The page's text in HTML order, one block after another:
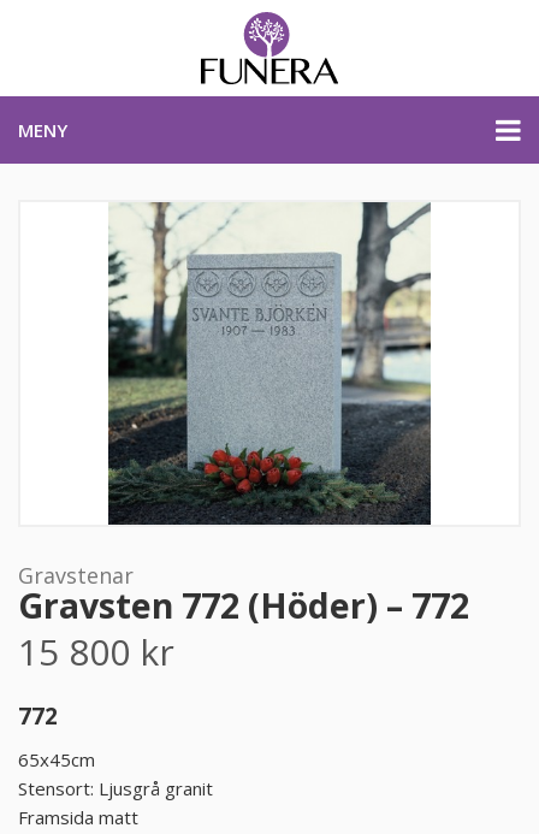
MENY
PRISER & PRODUKTER
PLANERA BEGRAVNING
KONTAKTA OSS
STARTSIDA
PLANERA BEGRAVNING
PRODUKTER & PRISER
OM BEGRAVNINGAR
JURIDIK
GÄST
Gravstenar
Gravsten 772 (Höder) – 772
15 800 kr
772
65x45cm
Stensort: Ljusgrå granit
Framsida matt